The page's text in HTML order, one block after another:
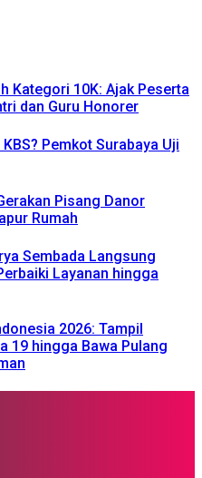
Kategori 10K: Ajak Peserta
dan Guru Honorer
Pemkot Surabaya Uji
Pisang Danor
Rumah
Sembada Langsung
Layanan hingga
2026: Tampil
19 hingga Bawa Pulang